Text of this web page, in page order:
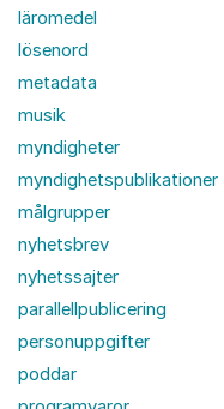
läromedel
lösenord
metadata
musik
myndigheter
myndighetspublikationer
målgrupper
nyhetsbrev
nyhetssajter
parallellpublicering
personuppgifter
poddar